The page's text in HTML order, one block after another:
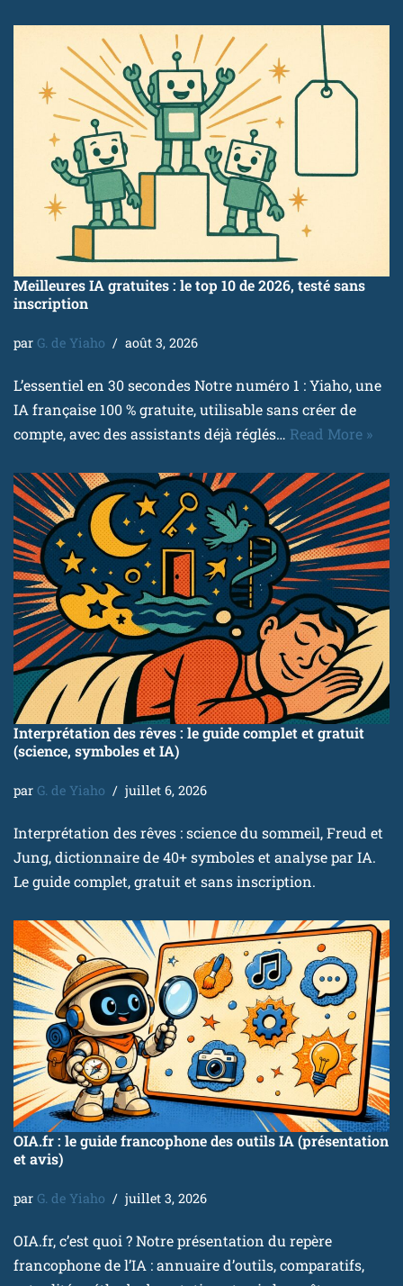
Meilleures IA gratuites : le top 10 de 2026, testé sans
inscription
par G. de Yiaho août 3, 2026
L’essentiel en 30 secondes Notre numéro 1 : Yiaho, une
IA française 100 % gratuite, utilisable sans créer de
compte, avec des assistants déjà réglés… Read More »
Interprétation des rêves : le guide complet et gratuit
(science, symboles et IA)
par G. de Yiaho juillet 6, 2026
Interprétation des rêves : science du sommeil, Freud et
Jung, dictionnaire de 40+ symboles et analyse par IA.
Le guide complet, gratuit et sans inscription.
OIA.fr : le guide francophone des outils IA (présentation
et avis)
par G. de Yiaho juillet 3, 2026
OIA.fr, c’est quoi ? Notre présentation du repère
francophone de l’IA : annuaire d’outils, comparatifs,